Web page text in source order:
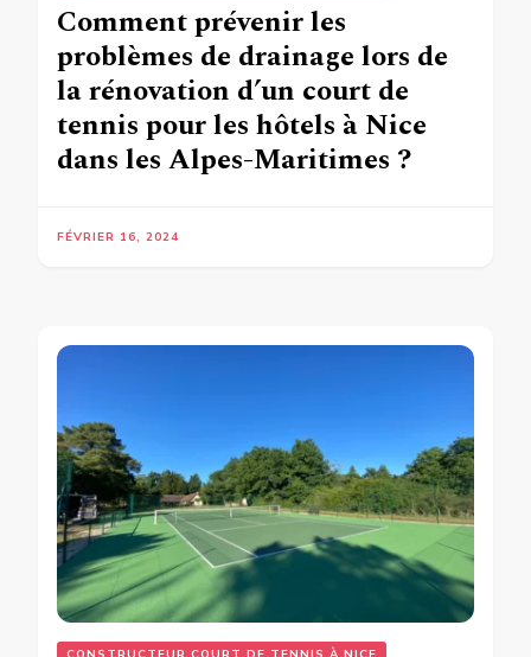
Comment prévenir les
problèmes de drainage lors de
la rénovation d’un court de
tennis pour les hôtels à Nice
dans les Alpes-Maritimes ?
FÉVRIER 16, 2024